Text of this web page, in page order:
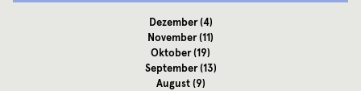
Dezember(4)
November(11)
Oktober(19)
September(13)
August(9)